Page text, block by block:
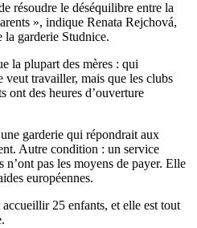
résoudre le déséquilibre entre la
», indique Renata Rejchová,
garderie Studnice.
la plupart des mères : qui
veut travailler, mais que les clubs
ont des heures d’ouverture
garderie qui répondrait aux
Autre condition : un service
n’ont pas les moyens de payer. Elle
européennes.
25 enfants, et elle est tout